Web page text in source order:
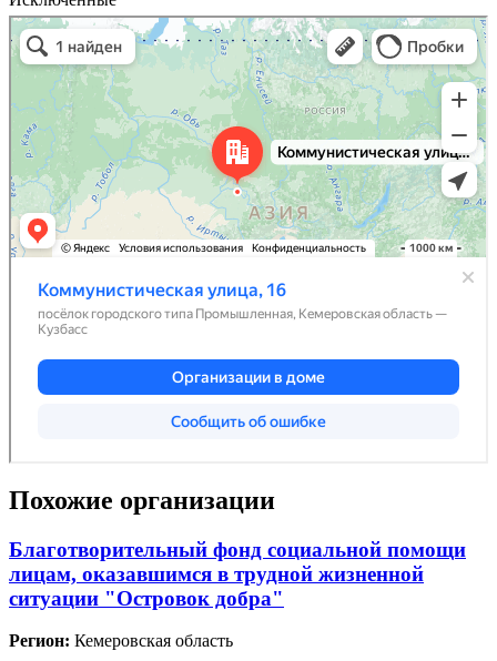
Похожие организации
Благотворительный фонд социальной помощи
лицам, оказавшимся в трудной жизненной
ситуации "Островок добра"
Регион: Кемеровская область